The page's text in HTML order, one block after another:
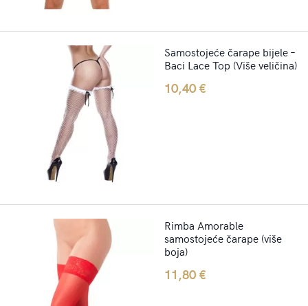
Samostojeće čarape bijele –
Baci Lace Top (Više veličina)
10,40€
Rimba Amorable
samostojeće čarape (više
boja)
11,80€